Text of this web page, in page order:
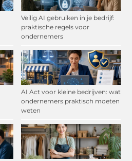
Veilig AI gebruiken in je bedrijf:
praktische regels voor
ondernemers
AI Act voor kleine bedrijven: wat
ondernemers praktisch moeten
weten